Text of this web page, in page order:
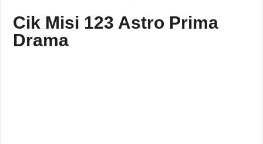
Cik Misi 123 Astro Prima
Drama